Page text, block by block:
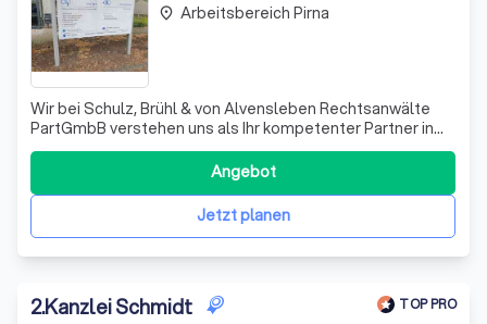
Wir bei Schulz, Brühl & von Alvensleben Rechtsanwälte
PartGmbB verstehen uns als Ihr kompetenter Partner in
allen rechtlichen Angelegenheiten. Unser Team aus
erfahrenen Anwälten in Dresden deckt ein breites
Spektrum an Rechtsgebieten ab, darunter Arbeitsrecht,
Bau- und Architektenrecht, Bank- und Ka
Jetzt planen
Angebot
place Arbeitsbereich Pirna
2.Kanzlei Schmidt TOP PRO